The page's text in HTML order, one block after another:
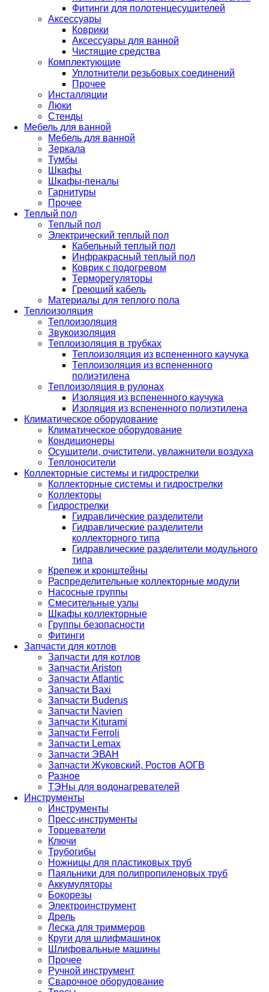
Фитинги для полотенцесушителей
Аксессуары
Коврики
Аксессуары для ванной
Чистящие средства
Комплектующие
Уплотнители резьбовых соединений
Прочее
Инсталляции
Люки
Стенды
Мебель для ванной
Мебель для ванной
Зеркала
Тумбы
Шкафы
Шкафы-пеналы
Гарнитуры
Прочее
Теплый пол
Теплый пол
Электрический теплый пол
Кабельный теплый пол
Инфракрасный теплый пол
Коврик с подогревом
Терморегуляторы
Греющий кабель
Материалы для теплого пола
Теплоизоляция
Теплоизоляция
Звукоизоляция
Теплоизоляция в трубках
Теплоизоляция из вспененного каучука
Теплоизоляция из вспененного
полиэтилена
Теплоизоляция в рулонах
Изоляция из вспененного каучука
Изоляция из вспененного полиэтилена
Климатическое оборудование
Климатическое оборудование
Кондиционеры
Осушители, очистители, увлажнители воздуха
Теплоносители
Коллекторные системы и гидрострелки
Коллекторные системы и гидрострелки
Коллекторы
Гидрострелки
Гидравлические разделители
Гидравлические разделители
коллекторного типа
Гидравлические разделители модульного
типа
Крепеж и кронштейны
Распределительные коллекторные модули
Насосные группы
Смесительные узлы
Шкафы коллекторные
Группы безопасности
Фитинги
Запчасти для котлов
Запчасти для котлов
Запчасти Ariston
Запчасти Atlantic
Запчасти Baxi
Запчасти Buderus
Запчасти Navien
Запчасти Kiturami
Запчасти Ferroli
Запчасти Lemax
Запчасти ЭВАН
Запчасти Жуковский, Ростов АОГВ
Разное
ТЭНы для водонагревателей
Инструменты
Инструменты
Пресс-инструменты
Торцеватели
Ключи
Трубогибы
Ножницы для пластиковых труб
Паяльники для полипропиленовых труб
Аккумуляторы
Бокорезы
Электроинструмент
Дрель
Леска для триммеров
Круги для шлифмашинок
Шлифовальные машины
Прочее
Ручной инструмент
Сварочное оборудование